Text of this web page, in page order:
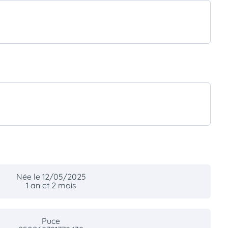
Née le 12/05/2025
1 an et 2 mois
Puce